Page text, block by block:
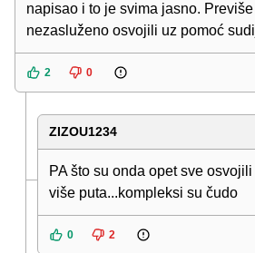
napisao i to je svima jasno.
nezasluženo osvojili uz pomoć
2 0
ZIZOU1234
PA što su onda opet sve
više puta...kompleksi su čudo
0 2